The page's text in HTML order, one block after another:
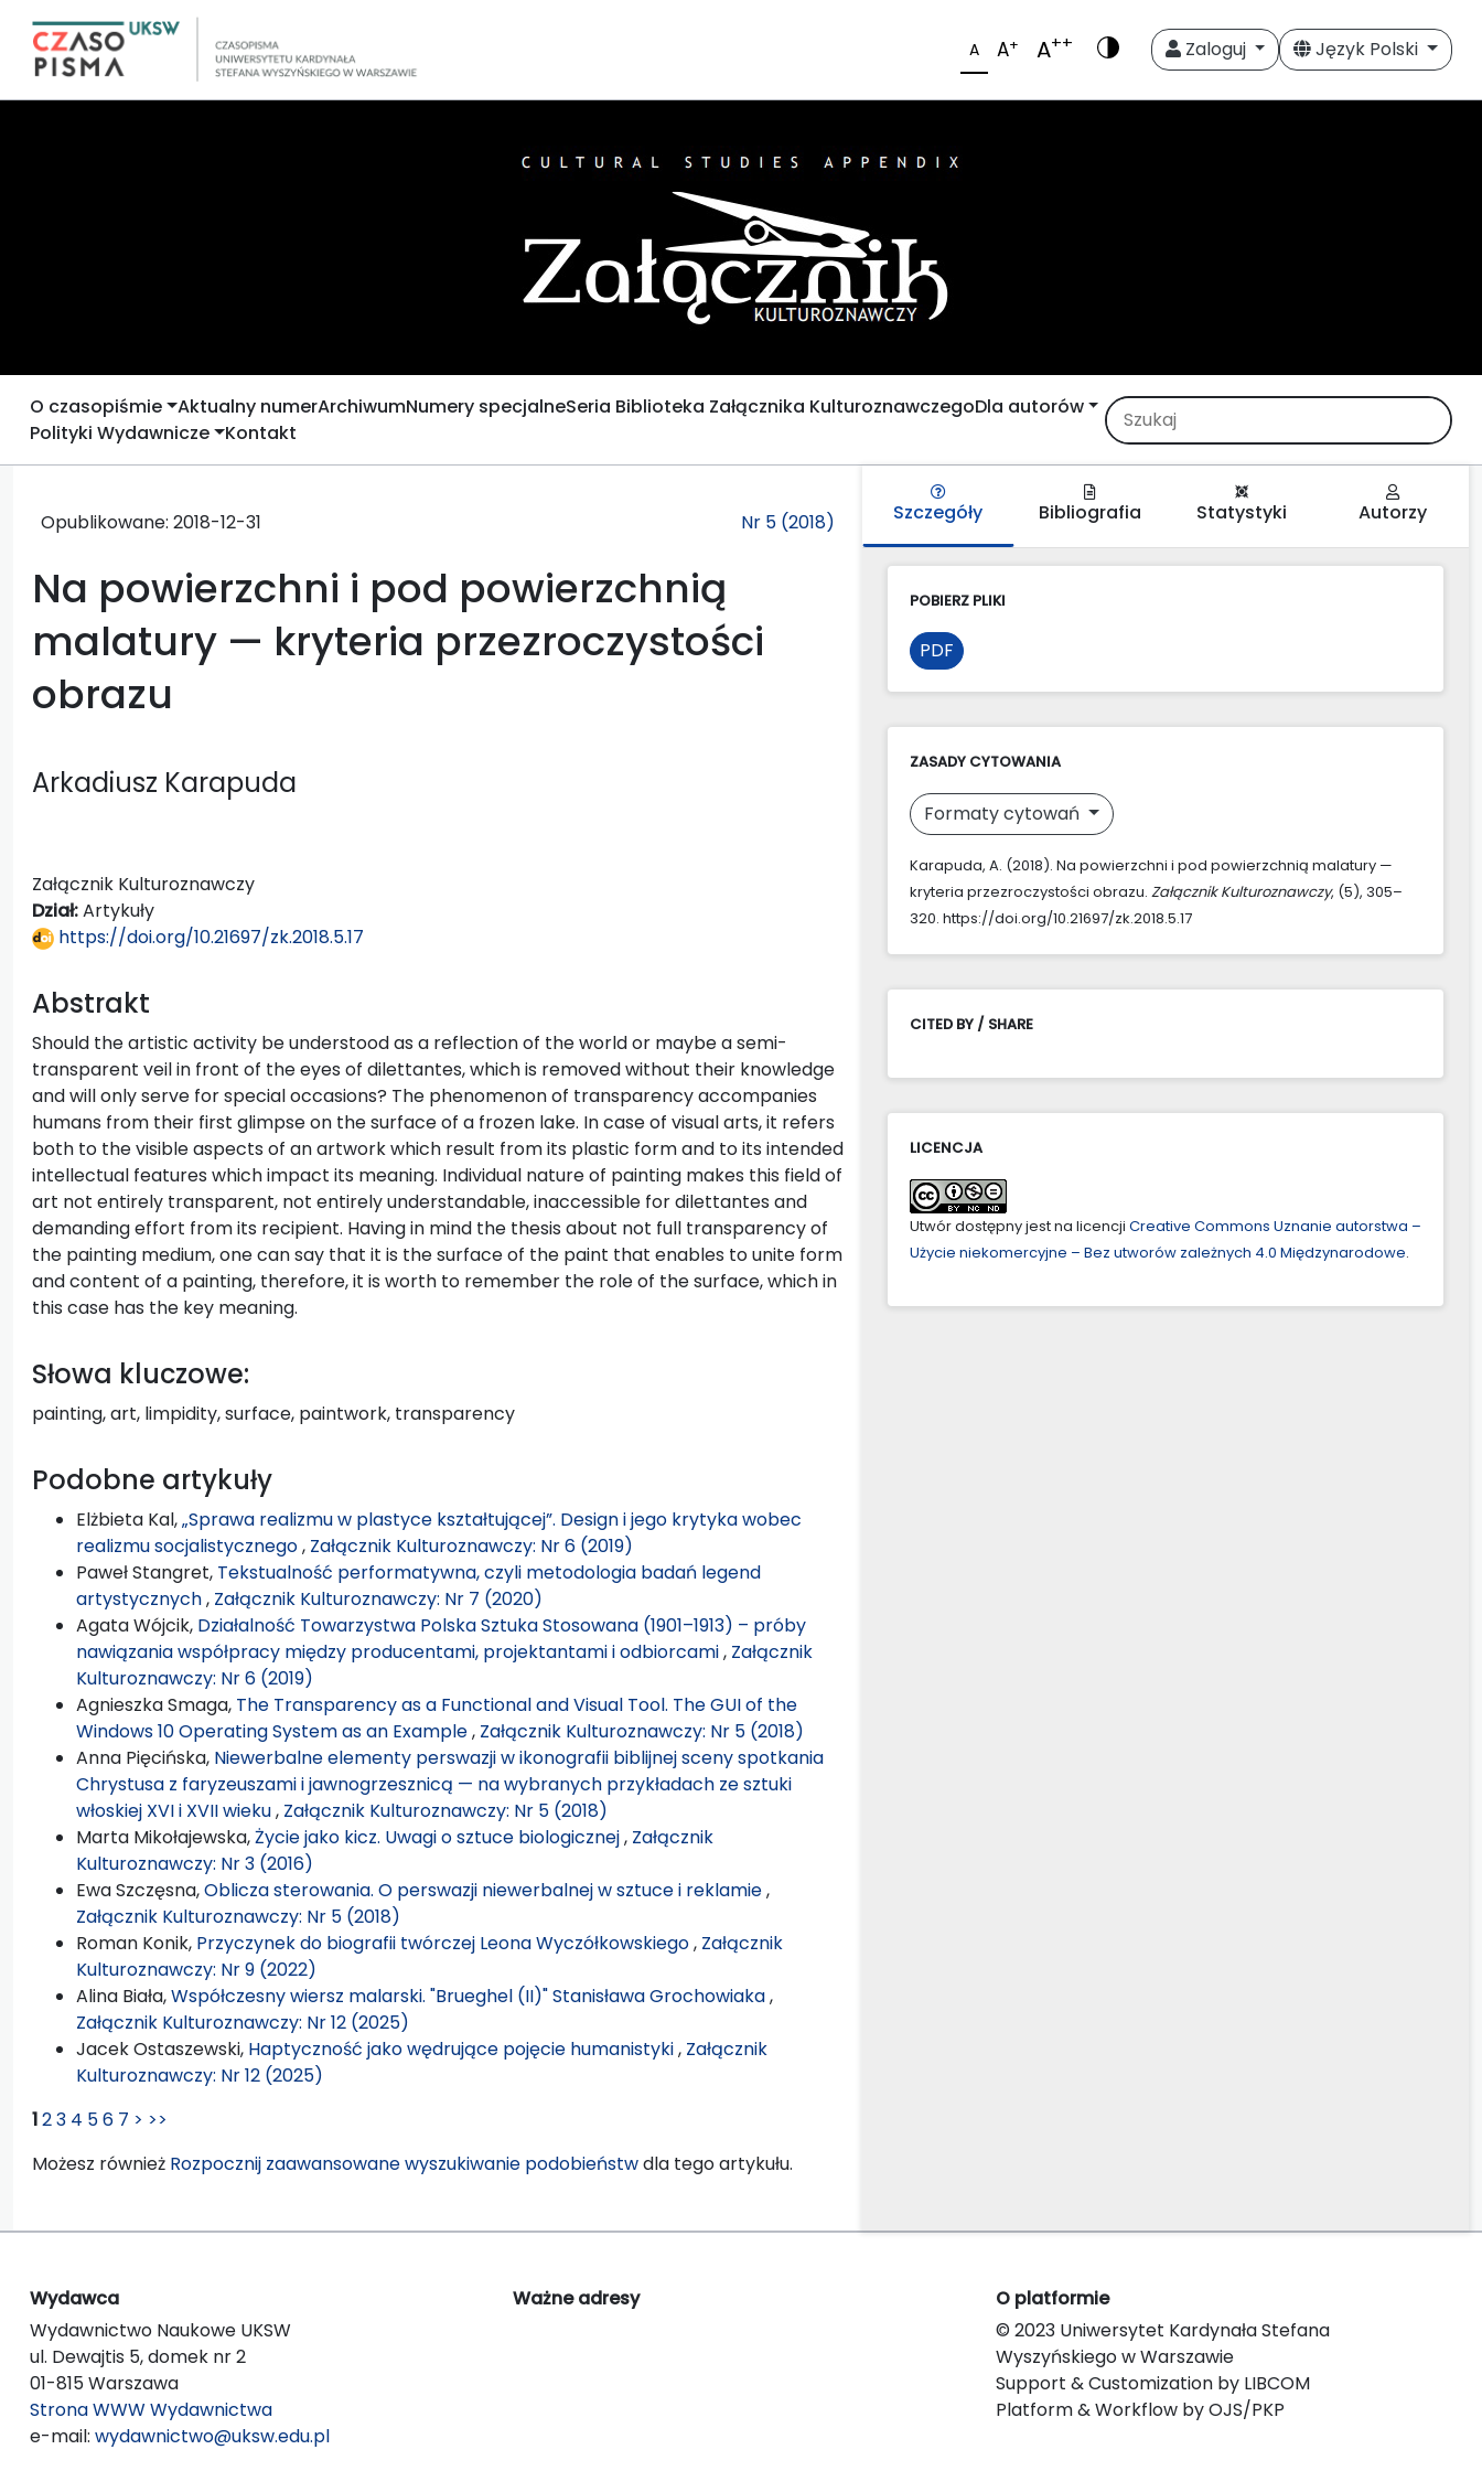
A A+ A++ Zaloguj Język Polski
O czasopiśmie Aktualny numerArchiwumNumery specjalneSeria Biblioteka Załącznika KulturoznawczegoDla autorów
Polityki Wydawnicze Kontakt
Opublikowane: 2018-12-31 Nr 5 (2018)
Na powierzchni i pod powierzchnią
malatury — kryteria przezroczystości
obrazu
Arkadiusz Karapuda
Załącznik Kulturoznawczy
Dział:Artykuły
https://doi.org/10.21697/zk.2018.5.17
Abstrakt
Should the artistic activity be understood as a reflection of the world or maybe a semi-
transparent veil in front of the eyes of dilettantes, which is removed without their knowledge
and will only serve for special occasions? The phenomenon of transparency accompanies
humans from their first glimpse on the surface of a frozen lake. In case of visual arts, it refers
both to the visible aspects of an artwork which result from its plastic form and to its intended
intellectual features which impact its meaning. Individual nature of painting makes this field of
art not entirely transparent, not entirely understandable, inaccessible for dilettantes and
demanding effort from its recipient. Having in mind the thesis about not full transparency of
the painting medium, one can say that it is the surface of the paint that enables to unite form
and content of a painting, therefore, it is worth to remember the role of the surface, which in
this case has the key meaning.
Słowa kluczowe:
painting, art, limpidity, surface, paintwork, transparency
Podobne artykuły
Elżbieta Kal,„Sprawa realizmu w plastyce kształtującej”. Design i jego krytyka wobec
realizmu socjalistycznego, Załącznik Kulturoznawczy: Nr 6 (2019)
Paweł Stangret, Tekstualność performatywna, czyli metodologia badań legend
artystycznych, Załącznik Kulturoznawczy: Nr 7 (2020)
Agata Wójcik, Działalność Towarzystwa Polska Sztuka Stosowana (1901–1913) – próby
nawiązania współpracy między producentami, projektantami i odbiorcami, Załącznik
Kulturoznawczy: Nr 6 (2019)
Agnieszka Smaga, The Transparency as a Functional and Visual Tool. The GUI of the
Windows 10 Operating System as an Example, Załącznik Kulturoznawczy: Nr 5 (2018)
Anna Pięcińska, Niewerbalne elementy perswazji w ikonografii biblijnej sceny spotkania
Chrystusa z faryzeuszami i jawnogrzesznicą — na wybranych przykładach ze sztuki
włoskiej XVI i XVII wieku, Załącznik Kulturoznawczy: Nr 5 (2018)
Marta Mikołajewska,Życie jako kicz. Uwagi o sztuce biologicznej, Załącznik
Kulturoznawczy: Nr 3 (2016)
Ewa Szczęsna,Oblicza sterowania. O perswazji niewerbalnej w sztuce i reklamie,
Załącznik Kulturoznawczy: Nr 5 (2018)
Roman Konik, Przyczynek do biografii twórczej Leona Wyczółkowskiego, Załącznik
Kulturoznawczy: Nr 9 (2022)
Alina Biała,Współczesny wiersz malarski. "Brueghel (II)" Stanisława Grochowiaka,
Załącznik Kulturoznawczy: Nr 12 (2025)
Jacek Ostaszewski, Haptyczność jako wędrujące pojęcie humanistyki, Załącznik
Kulturoznawczy: Nr 12 (2025)
123 4 56 7 > >>
Możesz również Rozpocznij zaawansowane wyszukiwanie podobieństwdla tego artykułu.
Szczegóły Bibliografia Statystyki Autorzy
POBIERZ PLIKI
PDF
ZASADY CYTOWANIA
Formaty cytowań
Karapuda, A. (2018). Na powierzchni i pod powierzchnią malatury —
kryteria przezroczystości obrazu. Załącznik Kulturoznawczy, (5), 305–
320. https://doi.org/10.21697/zk.2018.5.17
CITED BY / SHARE
LICENCJA
Utwór dostępny jest na licencji Creative Commons Uznanie autorstwa –
Użycie niekomercyjne – Bez utworów zależnych 4.0 Międzynarodowe.
Wydawca
Wydawnictwo Naukowe UKSW
ul. Dewajtis 5, domek nr 2
01-815 Warszawa
Strona WWW Wydawnictwa
e-mail: wydawnictwo@uksw.edu.pl
Ważne adresy
O platformie
© 2023 Uniwersytet Kardynała Stefana
Wyszyńskiego w Warszawie
Support & Customization by LIBCOM
Platform & Workflow by OJS/PKP